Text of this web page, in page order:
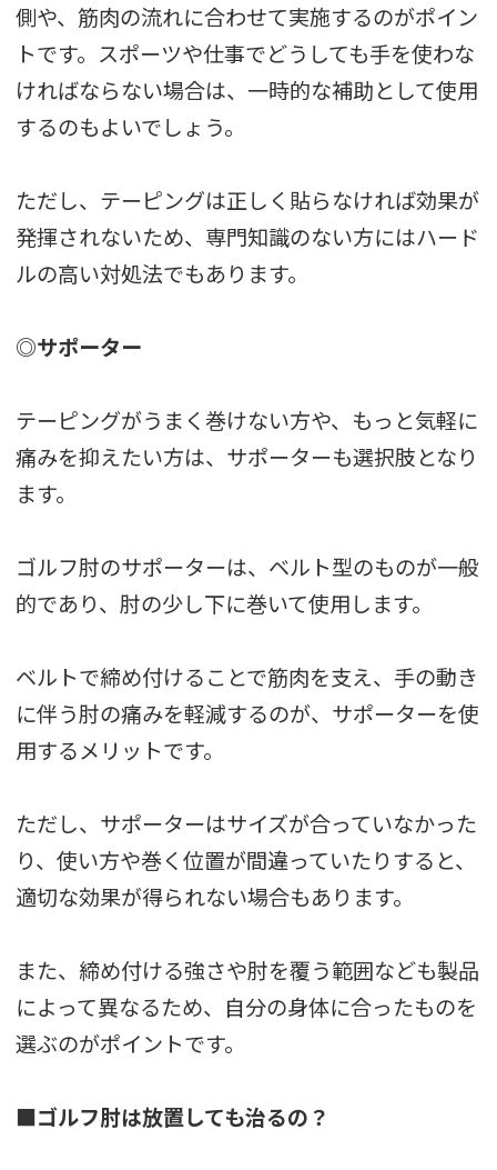
側や、筋肉の流れに合わせて実施するのがポイン
トです。スポーツや仕事でどうしても手を使わな
ければならない場合は、一時的な補助として使用
するのもよいでしょう。
ただし、テーピングは正しく貼らなければ効果が
発揮されないため、専門知識のない方にはハード
ルの高い対処法でもあります。
◎サポーター
テーピングがうまく巻けない方や、もっと気軽に
痛みを抑えたい方は、サポーターも選択肢となり
ます。
ゴルフ肘のサポーターは、ベルト型のものが一般
的であり、肘の少し下に巻いて使用します。
ベルトで締め付けることで筋肉を支え、手の動き
に伴う肘の痛みを軽減するのが、サポーターを使
用するメリットです。
ただし、サポーターはサイズが合っていなかった
り、使い方や巻く位置が間違っていたりすると、
適切な効果が得られない場合もあります。
また、締め付ける強さや肘を覆う範囲なども製品
によって異なるため、自分の身体に合ったものを
選ぶのがポイントです。
■ゴルフ肘は放置しても治るの？